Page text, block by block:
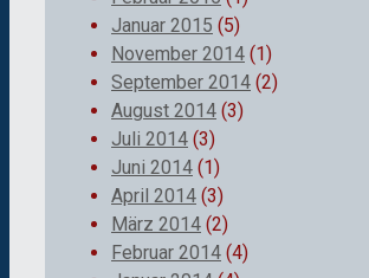
Januar 2015 (5)
November 2014 (1)
September 2014 (2)
August 2014 (3)
Juli 2014 (3)
Juni 2014 (1)
April 2014 (3)
März 2014 (2)
Februar 2014 (4)